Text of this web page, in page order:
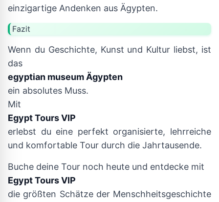
einzigartige Andenken aus Ägypten.
Fazit
Wenn du Geschichte, Kunst und Kultur liebst, ist
das
egyptian museum Ägypten
ein absolutes Muss.
Mit
Egypt Tours VIP
erlebst du eine perfekt organisierte, lehrreiche
und komfortable Tour durch die Jahrtausende.
Buche deine Tour noch heute und entdecke mit
Egypt Tours VIP
die größten Schätze der Menschheitsgeschichte